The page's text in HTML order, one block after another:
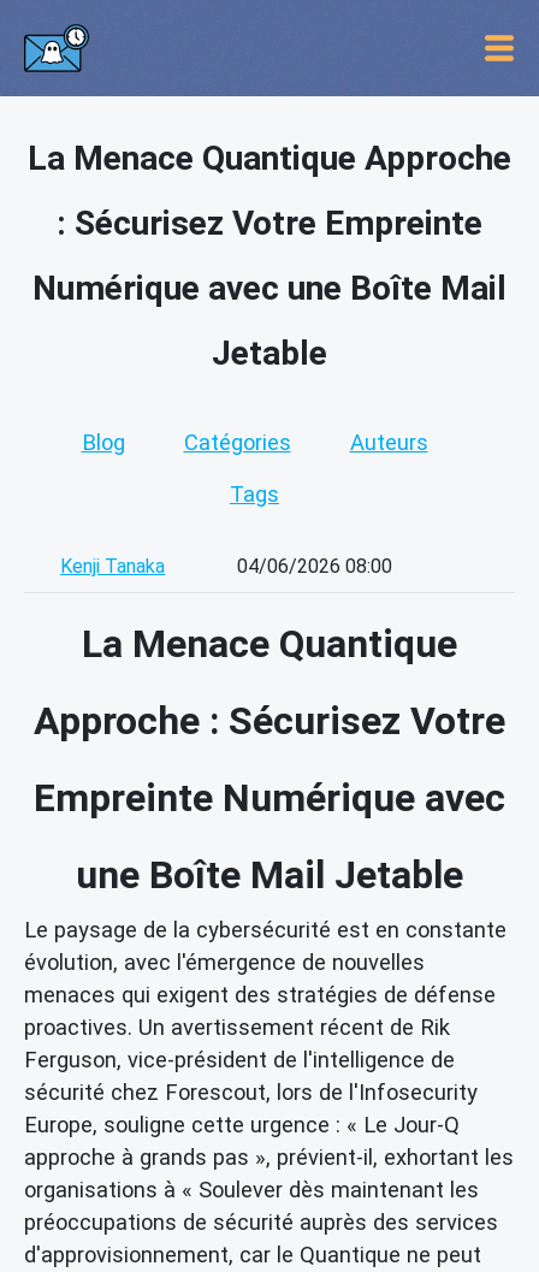
La Menace Quantique Approche
: Sécurisez Votre Empreinte
Numérique avec une Boîte Mail
Jetable
Blog Catégories Auteurs
Tags
Kenji Tanaka 04/06/2026 08:00
La Menace Quantique
Approche : Sécurisez Votre
Empreinte Numérique avec
une Boîte Mail Jetable
Le paysage de la cybersécurité est en constante
évolution, avec l'émergence de nouvelles
menaces qui exigent des stratégies de défense
proactives. Un avertissement récent de Rik
Ferguson, vice-président de l'intelligence de
sécurité chez Forescout, lors de l'Infosecurity
Europe, souligne cette urgence : « Le Jour-Q
approche à grands pas », prévient-il, exhortant les
organisations à « Soulever dès maintenant les
préoccupations de sécurité auprès des services
d'approvisionnement, car le Quantique ne peut